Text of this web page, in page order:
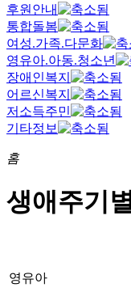
후원안내
통합돌봄
여성.가족.다문화
영유아.아동.청소년
장애인복지
어르신복지
저소득주민
기타정보
홈
생애주기
영유아